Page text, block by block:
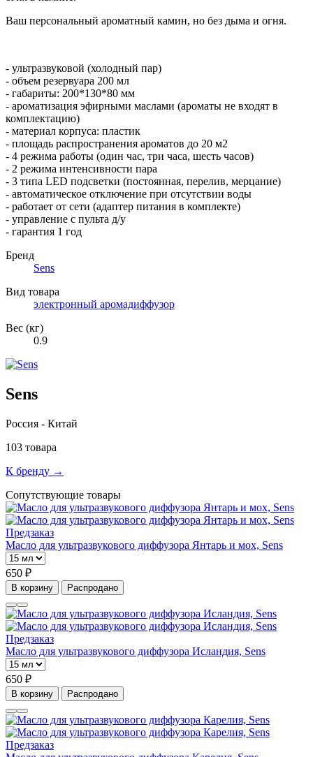
Ваш персональный ароматный камин, но без дыма и огня.
- ультразвуковой (холодный пар)
- объем резервуара 200 мл
- габариты: 200*130*80 мм
- ароматизация эфирными маслами (ароматы не входят в
комплектацию)
- материал корпуса: пластик
- площадь распространения ароматов до 20 м2
- 4 режима работы (один час, три часа, шесть часов)
- 2 режима интенсивности пара
- 3 типа LED подсветки (постоянная, перелив, мерцание)
- автоматическое отключение при отсутствии воды
- работает от сети (адаптер питания в комплекте)
- управление с пульта д/у
- гарантия 1 год
Бренд
Sens
Вид товара
электронный аромадиффузор
Вес (кг)
0.9
Sens
Россия - Китай
103 товара
К бренду →
Сопутствующие товары
Предзаказ
Масло для ультразвукового диффузора Янтарь и мох, Sens
650 ₽
В корзину Распродано
Предзаказ
Масло для ультразвукового диффузора Исландия, Sens
650 ₽
В корзину Распродано
Предзаказ